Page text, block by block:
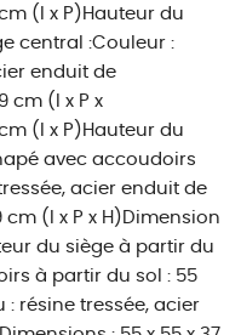
(l x P)Hauteur du
central :Couleur :
enduit de
cm (l x P x
(l x P)Hauteur du
avec accoudoirs
acier enduit de
cm (l x P x H)Dimension
du siège à partir du
à partir du sol : 55
: résine tressée, acier